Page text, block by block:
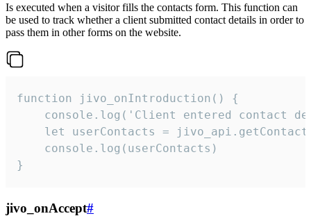
Is executed when a visitor fills the contacts form. This function can
be used to track whether a client submitted contact details in order to
pass them in other forms on the website.
function jivo_onIntroduction() {
console.log('Client entered contact
let userContacts =
    console.log(userContacts)
}
jivo_onAccept#